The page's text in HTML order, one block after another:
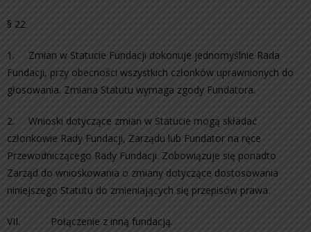
§ 22
1. Zmian w Statucie Fundacji dokonuje jednomyślnie Rada
Fundacji, przy obecności wszystkich członków uprawnionych do
głosowania. Zmiana Statutu wymaga zgody Fundatora.
2. Wnioski dotyczące zmian w Statucie mogą składać
członkowie Rady Fundacji, Zarządu lub Fundator na ręce
Przewodniczącego Rady Fundacji. Zobowiązuje się ponadto
Zarząd do wnioskowania o zmiany dotyczące dostosowania
niniejszego Statutu do zmieniających się przepisów prawa.
VII. Połączenie z inną fundacją.